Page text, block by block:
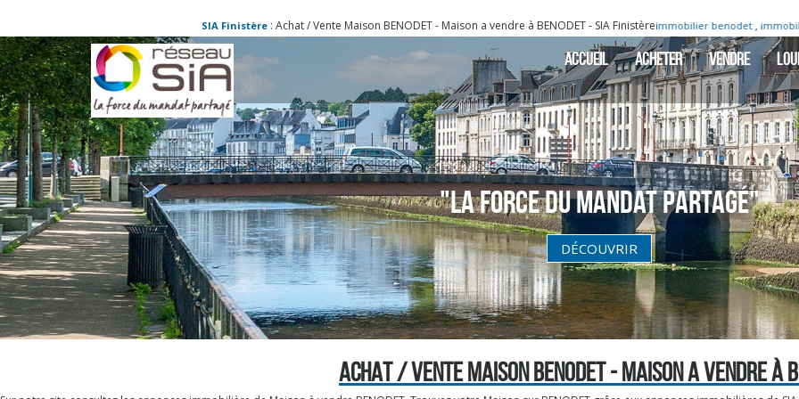
: Achat / Vente Maison BENODET - Maison a vendre à BENODET - SIA Finistèreimmobilier benodet ,immobilier fouesnant ,
ACCUEIL ACHETER VENDRE
"La Force du Mandat partagé"
DÉCOUVRIR
ACHAT / VENTE MAISON BENODET - MAISON A VENDRE À